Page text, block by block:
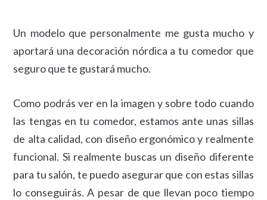
Un modelo que personalmente me gusta mucho y
aportará una decoración nórdica a tu comedor que
seguro que te gustará mucho.
Como podrás ver en la imagen y sobre todo cuando
las tengas en tu comedor, estamos ante unas sillas
de alta calidad, con diseño ergonómico y realmente
funcional. Si realmente buscas un diseño diferente
para tu salón, te puedo asegurar que con estas sillas
lo conseguirás. A pesar de que llevan poco tiempo